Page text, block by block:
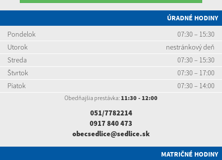
ÚRADNÉ HODINY
Pondelok
07:30 – 15:30
Utorok
nestránkový deň
Streda
07:30 – 15:30
Štvrtok
07:30 – 17:00
Piatok
07:30 – 14:00
Obedňajšia prestávka: 11:30 - 12:00
051/7782214
0917 840 473
obecsedlice@sedlice.sk
MATRIČNÉ HODINY